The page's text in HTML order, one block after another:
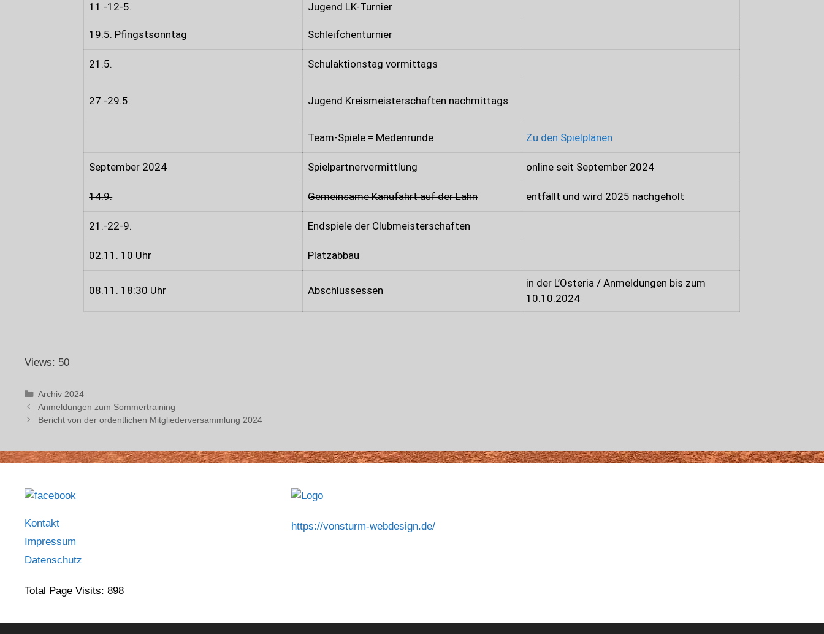
11.-12-5. Jugend LK-Turnier
19.5. Pfingstsonntag Schleifchenturnier
21.5. Schulaktionstag vormittags
27.-29.5. Jugend Kreismeisterschaften nachmittags
Team-Spiele = Medenrunde Zu den Spielplänen
September 2024 Spielpartnervermittlung online seit September 2024
14.9. Gemeinsame Kanufahrt auf der Lahn entfällt und wird 2025 nachgeholt
21.-22-9. Endspiele der Clubmeisterschaften
02.11. 10 Uhr Platzabbau
08.11. 18:30 Uhr Abschlussessen
in der L’Osteria / Anmeldungen bis zum
10.10.2024
Views: 50
Archiv 2024
Anmeldungen zum Sommertraining
Bericht von der ordentlichen Mitgliederversammlung 2024
Kontakt
Impressum
Datenschutz
Total Page Visits: 898
https://vonsturm-webdesign.de/